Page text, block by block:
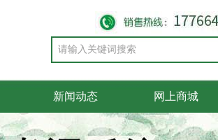
新闻动态 网上商城